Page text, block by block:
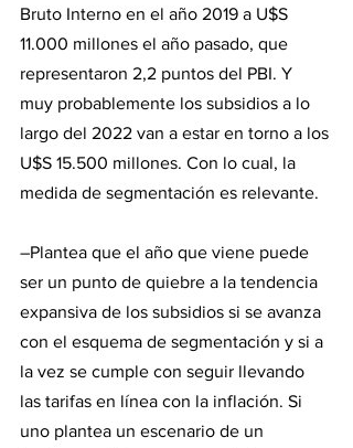
Bruto Interno en el año 2019 a U$S
11.000 millones el año pasado, que
representaron 2,2 puntos del PBI. Y
muy probablemente los subsidios a lo
largo del 2022 van a estar en torno a los
U$S 15.500 millones. Con lo cual, la
medida de segmentación es relevante.
–Plantea que el año que viene puede
ser un punto de quiebre a la tendencia
expansiva de los subsidios si se avanza
con el esquema de segmentación y si a
la vez se cumple con seguir llevando
las tarifas en línea con la inflación. Si
uno plantea un escenario de un